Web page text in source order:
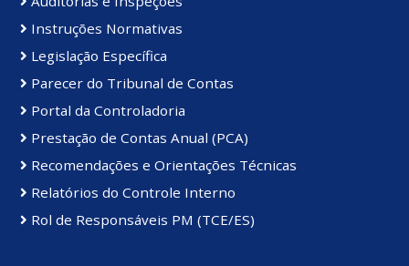
Instruções Normativas
Legislação Específica
Parecer do Tribunal de Contas
Portal da Controladoria
Prestação de Contas Anual (PCA)
Recomendações e Orientações Técnicas
Relatórios do Controle Interno
Rol de Responsáveis PM (TCE/ES)